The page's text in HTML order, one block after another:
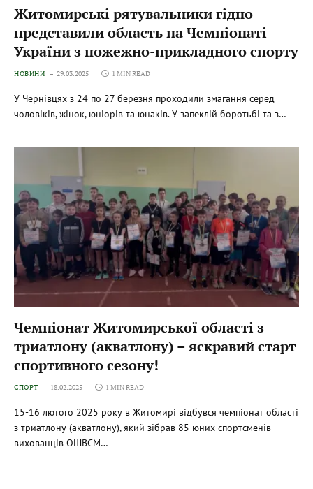
Житомирські рятувальники гідно
представили область на Чемпіонаті
України з пожежно-прикладного спорту
НОВИНИ 29.03.2025 1 MIN READ
У Чернівцях з 24 по 27 березня проходили змагання серед
чоловіків, жінок, юніорів та юнаків. У запеклій боротьбі та з…
Чемпіонат Житомирської області з
триатлону (акватлону) – яскравий старт
спортивного сезону!
СПОРТ 18.02.2025 1 MIN READ
15-16 лютого 2025 року в Житомирі відбувся чемпіонат області
з триатлону (акватлону), який зібрав 85 юних спортсменів –
вихованців ОШВСМ…